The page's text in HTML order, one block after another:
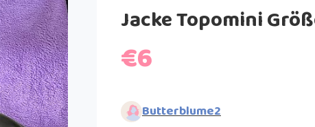
Jacke Topomini
€6
Butterblume2